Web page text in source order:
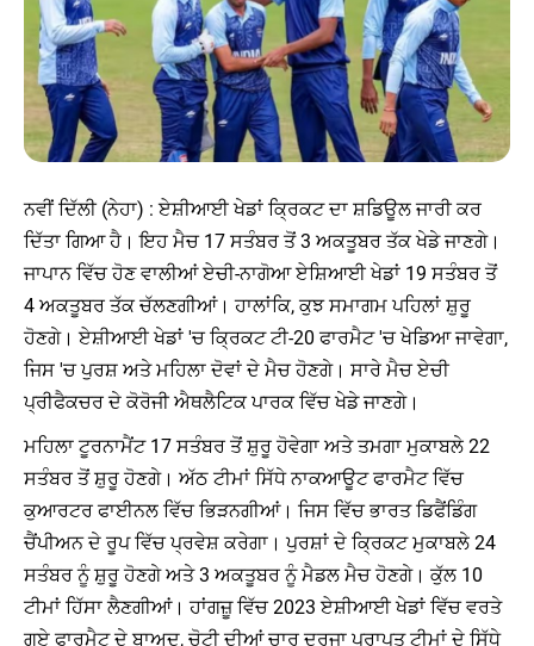
ਨਵੀਂ ਦਿੱਲੀ (ਨੇਹਾ) : ਏਸ਼ੀਆਈ ਖੇਡਾਂ ਕ੍ਰਿਕਟ ਦਾ ਸ਼ਡਿਊਲ ਜਾਰੀ ਕਰ
ਦਿੱਤਾ ਗਿਆ ਹੈ। ਇਹ ਮੈਚ 17 ਸਤੰਬਰ ਤੋਂ 3 ਅਕਤੂਬਰ ਤੱਕ ਖੇਡੇ ਜਾਣਗੇ।
ਜਾਪਾਨ ਵਿੱਚ ਹੋਣ ਵਾਲੀਆਂ ਏਚੀ-ਨਾਗੋਆ ਏਸ਼ਿਆਈ ਖੇਡਾਂ 19 ਸਤੰਬਰ ਤੋਂ
4 ਅਕਤੂਬਰ ਤੱਕ ਚੱਲਣਗੀਆਂ। ਹਾਲਾਂਕਿ, ਕੁਝ ਸਮਾਗਮ ਪਹਿਲਾਂ ਸ਼ੁਰੂ
ਹੋਣਗੇ। ਏਸ਼ੀਆਈ ਖੇਡਾਂ 'ਚ ਕ੍ਰਿਕਟ ਟੀ-20 ਫਾਰਮੈਟ 'ਚ ਖੇਡਿਆ ਜਾਵੇਗਾ,
ਜਿਸ 'ਚ ਪੁਰਸ਼ ਅਤੇ ਮਹਿਲਾ ਦੋਵਾਂ ਦੇ ਮੈਚ ਹੋਣਗੇ। ਸਾਰੇ ਮੈਚ ਏਚੀ
ਪ੍ਰੀਫੈਕਚਰ ਦੇ ਕੋਰੋਜੀ ਐਥਲੈਟਿਕ ਪਾਰਕ ਵਿੱਚ ਖੇਡੇ ਜਾਣਗੇ।
ਮਹਿਲਾ ਟੂਰਨਾਮੈਂਟ 17 ਸਤੰਬਰ ਤੋਂ ਸ਼ੁਰੂ ਹੋਵੇਗਾ ਅਤੇ ਤਮਗਾ ਮੁਕਾਬਲੇ 22
ਸਤੰਬਰ ਤੋਂ ਸ਼ੁਰੂ ਹੋਣਗੇ। ਅੱਠ ਟੀਮਾਂ ਸਿੱਧੇ ਨਾਕਆਊਟ ਫਾਰਮੈਟ ਵਿੱਚ
ਕੁਆਰਟਰ ਫਾਈਨਲ ਵਿੱਚ ਭਿੜਨਗੀਆਂ। ਜਿਸ ਵਿੱਚ ਭਾਰਤ ਡਿਫੈਂਡਿੰਗ
ਚੈਂਪੀਅਨ ਦੇ ਰੂਪ ਵਿੱਚ ਪ੍ਰਵੇਸ਼ ਕਰੇਗਾ। ਪੁਰਸ਼ਾਂ ਦੇ ਕ੍ਰਿਕਟ ਮੁਕਾਬਲੇ 24
ਸਤੰਬਰ ਨੂੰ ਸ਼ੁਰੂ ਹੋਣਗੇ ਅਤੇ 3 ਅਕਤੂਬਰ ਨੂੰ ਮੈਡਲ ਮੈਚ ਹੋਣਗੇ। ਕੁੱਲ 10
ਟੀਮਾਂ ਹਿੱਸਾ ਲੈਣਗੀਆਂ। ਹਾਂਗਜ਼ੂ ਵਿੱਚ 2023 ਏਸ਼ੀਆਈ ਖੇਡਾਂ ਵਿੱਚ ਵਰਤੇ
ਗਏ ਫਾਰਮੈਟ ਦੇ ਬਾਅਦ, ਚੋਟੀ ਦੀਆਂ ਚਾਰ ਦਰਜਾ ਪ੍ਰਾਪਤ ਟੀਮਾਂ ਦੇ ਸਿੱਧੇ